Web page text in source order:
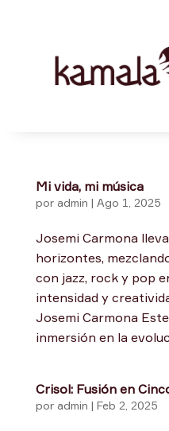
Mi vida, mi música
por admin | Ago 1, 2025
Josemi Carmona
horizontes,
con jazz, rock y pop
intensidad y
Josemi Carmona
inmersión en la
Crisol: Fusión en
por admin | Feb 2, 2025